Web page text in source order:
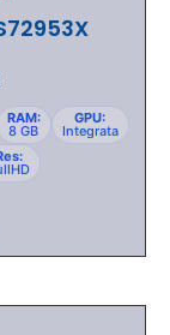
RAM:
8 GB
GPU:
Integrata